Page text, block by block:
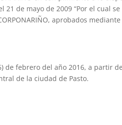
de mayo de 2009 “Por el cual se
aprobados mediante
de febrero del año 2016, a partir
de la ciudad de Pasto.